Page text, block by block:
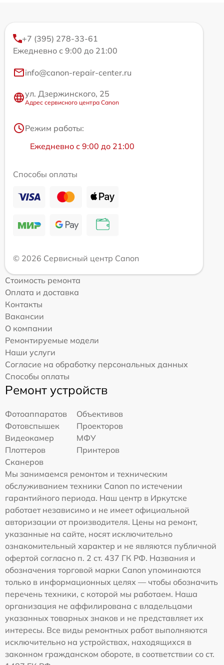
+7 (395) 278-33-61
Ежедневно с 9:00 до 21:00
info@canon-repair-center.ru
ул. Дзержинского, 25
Адрес сервисного центра Canon
Режим работы:
Ежедневно с 9:00 до 21:00
Способы оплаты
© 2026 Сервисный центр Canon
Стоимость ремонта
Оплата и доставка
Контакты
Вакансии
О компании
Ремонтируемые модели
Наши услуги
Согласие на обработку персональных данных
Способы оплаты
Ремонт устройств
Фотоаппаратов
Объективов
Фотовспышек
Проекторов
Видеокамер
МФУ
Плоттеров
Принтеров
Сканеров
Мы занимаемся ремонтом и техническим
обслуживанием техники Canon по истечении
гарантийного периода. Наш центр в Иркутске
работает независимо и не имеет официальной
авторизации от производителя. Цены на ремонт,
указанные на сайте, носят исключительно
ознакомительный характер и не являются публичной
офертой согласно п. 2 ст. 437 ГК РФ. Названия и
обозначения торговой марки Canon упоминаются
только в информационных целях — чтобы обозначить
перечень техники, с которой мы работаем. Наша
организация не аффилирована с владельцами
указанных товарных знаков и не представляет их
интересы. Все виды ремонтных работ выполняются
исключительно на устройствах, находящихся в
законном гражданском обороте, в соответствии со ст.